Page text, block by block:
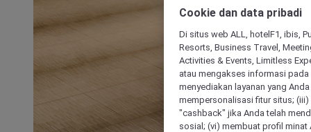
Cookie dan data pribadi
Di situs web ALL, hotelF1, ibis,
Resorts, Business Travel,
Activities & Events, Limitless
atau mengakses informasi
menyediakan layanan yang
mempersonalisasi fitur situs;
"cashback" jika Anda telah
sosial; (vi) membuat profil